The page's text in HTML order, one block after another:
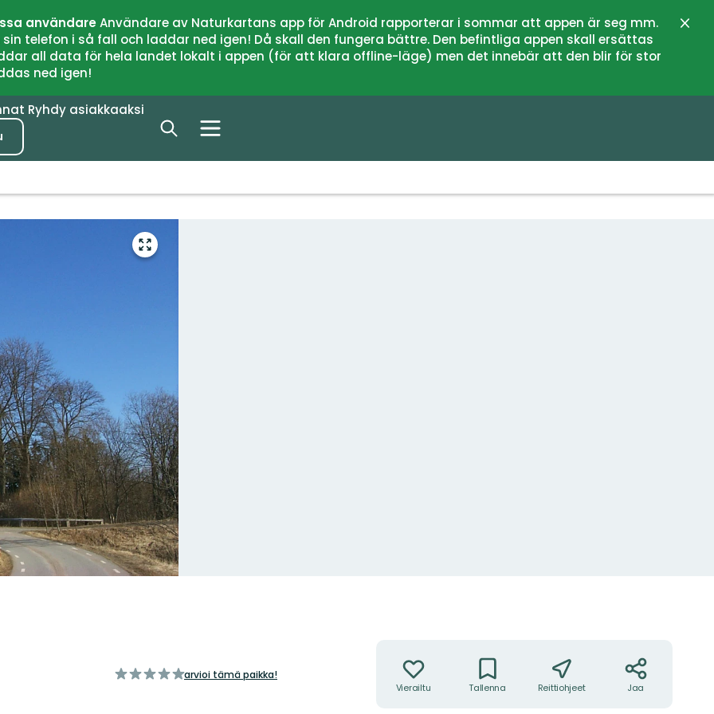
användareAnvändare av Naturkartans app för Android rapporterar i sommar att appen är seg mm.
telefon i så fall och laddar ned igen! Då skall den fungera bättre. Den befintliga appen skall ersättas
all data för hela landet lokalt i appen (för att klara offline-läge) men det innebär att den blir för stor
ned igen!
Sulje
Ryhdy asiakkaaksi
Siirry
koko
/5
arvioi tämä paikka!
Vierailtu Tallenna Reittiohjeet Jaa